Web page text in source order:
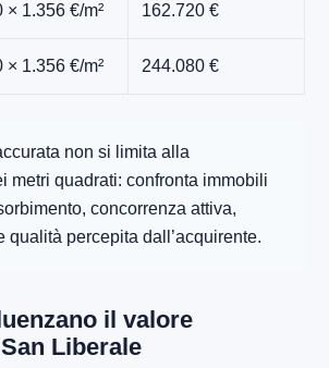
× 1.356 €/m² 162.720 €
× 1.356 €/m² 244.080 €
non si limita alla
metri quadrati: confronta immobili
concorrenza attiva,
qualità percepita dall’acquirente.
il valore
Liberale